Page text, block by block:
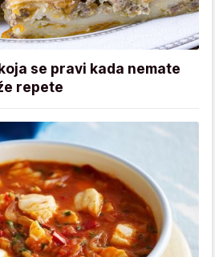
se pravi kada nemate
repete